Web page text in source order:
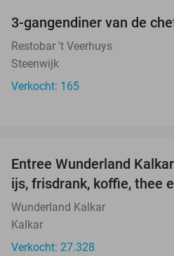
3-gangendiner van de
Restobar 't Veerhuys
Steenwijk
Verkocht: 165
Entree Wunderland
ijs, frisdrank, koffie, thee
Wunderland Kalkar
Kalkar
Verkocht: 27.328